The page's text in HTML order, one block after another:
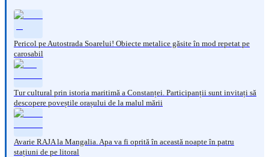
Pericol pe Autostrada Soarelui! Obiecte metalice găsite în mod repetat pe
carosabil
Tur cultural prin istoria maritimă a Constanței. Participanții sunt invitați să
descopere poveștile orașului de la malul mării
Avarie RAJA la Mangalia. Apa va fi oprită în această noapte în patru
stațiuni de pe litoral